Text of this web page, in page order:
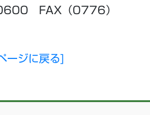
FAX（0776）
ージに戻る]